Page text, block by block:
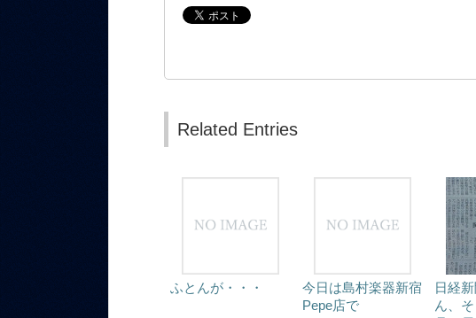
Related Entries
ふとんが・・・
今日は島村楽器新宿
Pepe店で
日経
ん、